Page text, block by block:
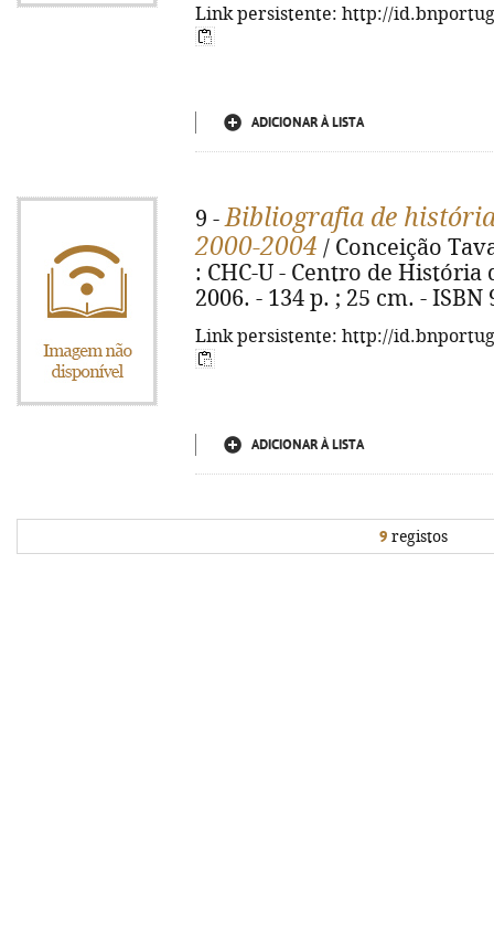
Link persistente: http://
ADICIONAR À LISTA
9 -Bibliografia de
2000-2004 / Conceição
: CHC-U - Centro de
2006. - 134 p. ; 25 cm. - ISBN
Link persistente: http://
ADICIONAR À LISTA
9 registos